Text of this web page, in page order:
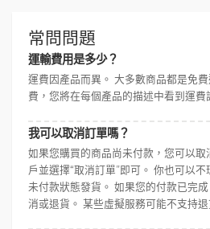
常問問題
運輸費用是多少？
運費因產品而異。 大多數商品都是免
費，您將在每個產品的描述中看到運費
我可以取消訂單嗎？
如果您購買的商品尚未付款，您可以
戶並選擇“取消訂單”即可。 你也可以
未付款狀態發貨。 如果您的付款已完
消或退貨。 某些虛擬服務可能不支持退